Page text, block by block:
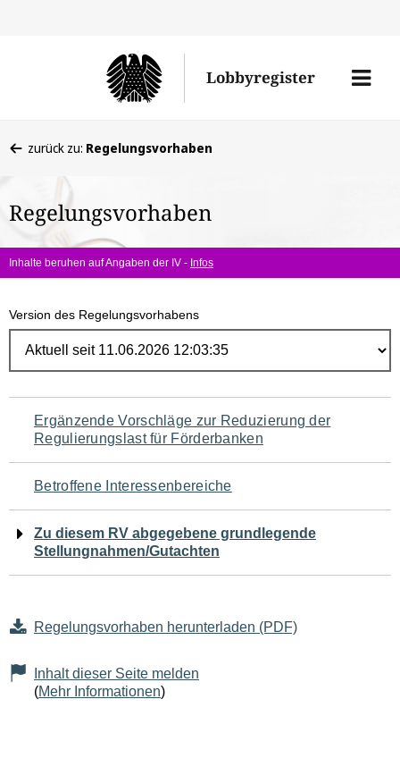
Lobbyregister
Menü
befinden
hier:
zurück zu: Regelungsvorhaben
Regelungsvorhaben
Inhalte beruhen auf Angaben der IV - Infos
Version des Regelungsvorhabens
Navigation
für
den
Seiteninhalt
Ergänzende Vorschläge zur Reduzierung der
Regulierungslast für Förderbanken
Betroffene Interessenbereiche
Zu diesem RV abgegebene grundlegende
Stellungnahmen/Gutachten
Regelungsvorhaben herunterladen (PDF)
Inhalt dieser Seite melden
(Mehr Informationen)